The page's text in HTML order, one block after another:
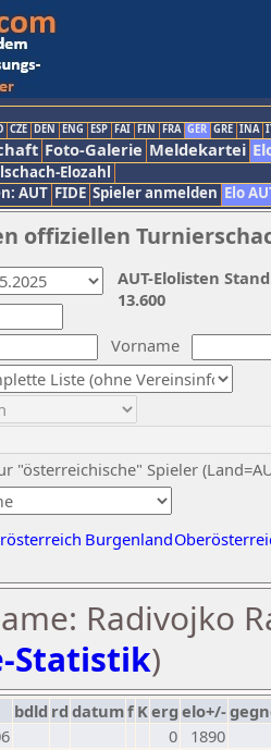
CZE DEN ENG ESP FAI FIN FRA GER GRE INA
Foto-Galerie Meldekartei
Elozahl
AUT FIDE Spieler anmelden Elo
offiziellen
Vorname
"österreichische" Spieler
Burgenland
AUT-Elolisten
13.600
Radivojko
Statistik)
bdld rd datumf Kerg elo+/-
0
1890